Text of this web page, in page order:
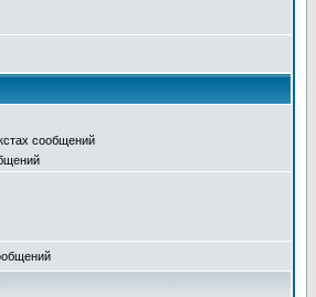
сообщений